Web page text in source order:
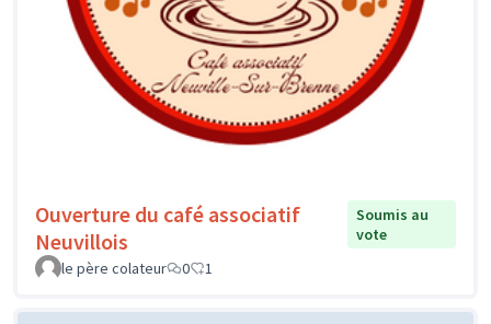
Ouverture du café associatif
Neuvillois
Soumis au
vote
le père colateur
0 1